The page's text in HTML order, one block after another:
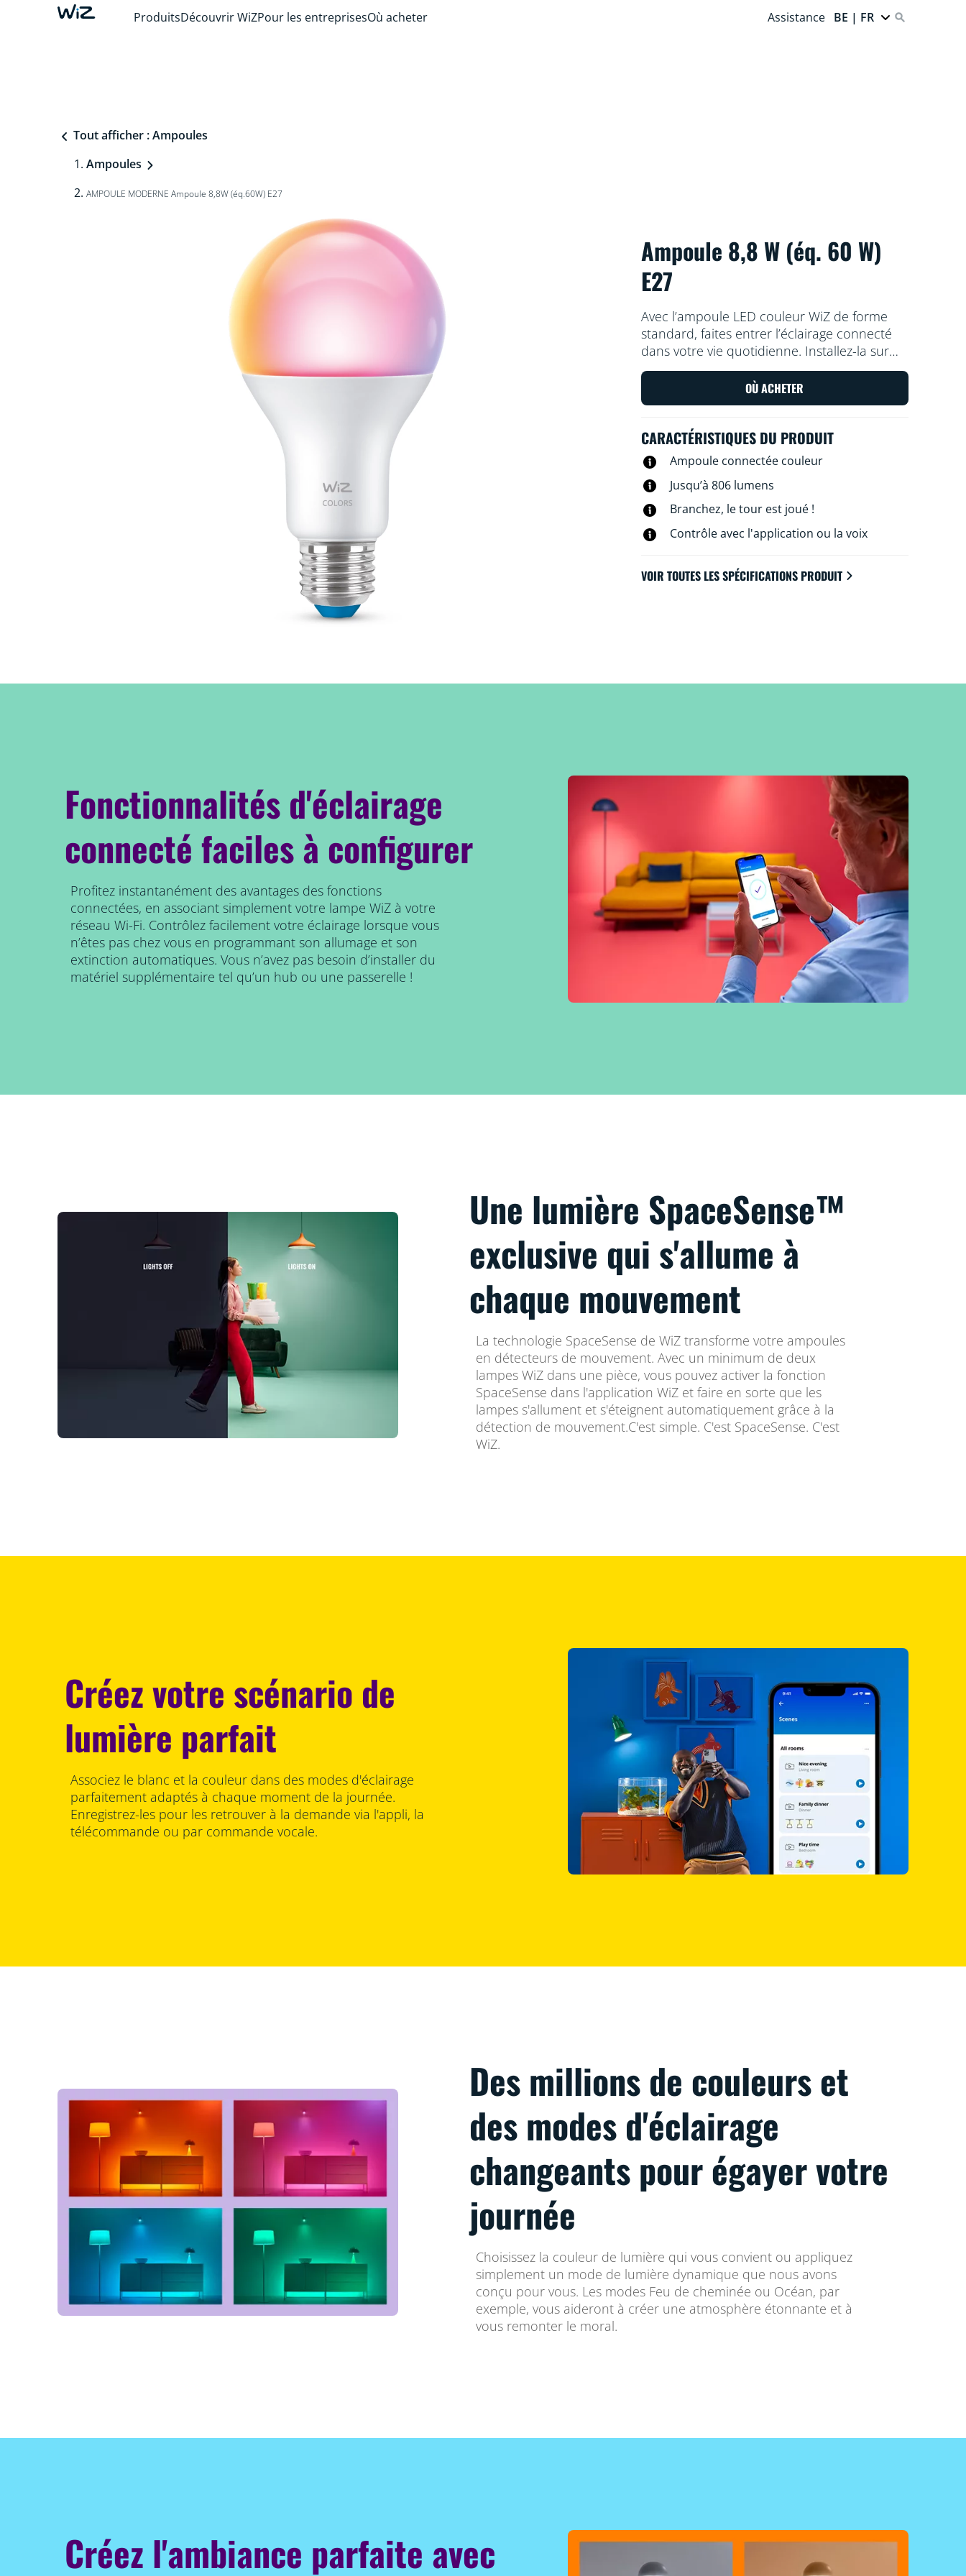
ProduitsDécouvrir WiZPour les entreprisesOù acheter Assistance BE | FR
Tout afficher : Ampoules
Ampoules
AMPOULE MODERNE Ampoule 8,8W (éq.60W) E27
Ampoule 8,8 W (éq. 60 W)
E27
Avec l’ampoule LED couleur WiZ de forme
standard, faites entrer l’éclairage connecté
dans votre vie quotidienne. Installez-la sur
n’importe quel luminaire pour créer
l’ambiance qui vous plaît. Vous avez le choix
entre une lumière blanche plus ou moins
couleurs. Vous pouvez programmer
l’allumage et l’extinction de vos lampes pour
la semaine ou selon un jour précis, et
commander le système via votre smartphone
ou votre voix. Vous pouvez même y accéder
les lampes WiZ se connectent directement
OÙ ACHETER
CARACTÉRISTIQUES DU PRODUIT
Ampoule connectée couleur
Jusqu’à 806 lumens
Branchez, le tour est joué !
Contrôle avec l'application ou la voix
VOIR TOUTES LES SPÉCIFICATIONS PRODUIT
Fonctionnalités d'éclairage
connecté faciles à configurer
Profitez instantanément des avantages des fonctions
connectées, en associant simplement votre lampe WiZ à votre
réseau Wi-Fi. Contrôlez facilement votre éclairage lorsque vous
n’êtes pas chez vous en programmant son allumage et son
extinction automatiques. Vous n’avez pas besoin d’installer du
matériel supplémentaire tel qu’un hub ou une passerelle !
Une lumière SpaceSense™
exclusive qui s'allume à
chaque mouvement
La technologie SpaceSense de WiZ transforme votre ampoules
en détecteurs de mouvement. Avec un minimum de deux
lampes WiZ dans une pièce, vous pouvez activer la fonction
SpaceSense dans l'application WiZ et faire en sorte que les
lampes s'allument et s'éteignent automatiquement grâce à la
détection de mouvement.C'est simple. C'est SpaceSense. C'est
WiZ.
Créez votre scénario de
lumière parfait
Associez le blanc et la couleur dans des modes d'éclairage
parfaitement adaptés à chaque moment de la journée.
Enregistrez-les pour les retrouver à la demande via l'appli, la
télécommande ou par commande vocale.
Des millions de couleurs et
des modes d'éclairage
changeants pour égayer votre
journée
Choisissez la couleur de lumière qui vous convient ou appliquez
simplement un mode de lumière dynamique que nous avons
conçu pour vous. Les modes Feu de cheminée ou Océan, par
exemple, vous aideront à créer une atmosphère étonnante et à
vous remonter le moral.
Créez l'ambiance parfaite avec